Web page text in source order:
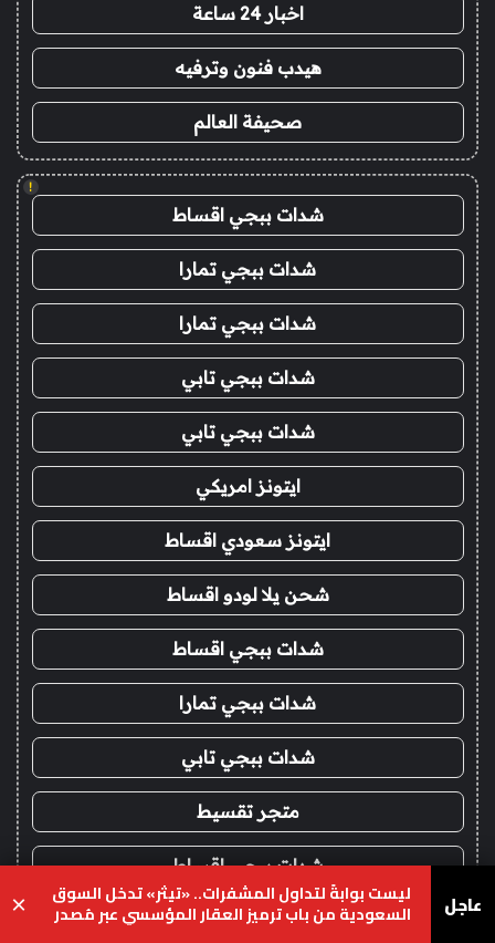
اخبار 24 ساعة
هيدب فنون وترفيه
صحيفة العالم
!
شدات ببجي اقساط
شدات ببجي تمارا
شدات ببجي تمارا
شدات ببجي تابي
شدات ببجي تابي
ايتونز امريكي
ايتونز سعودي اقساط
شحن يلا لودو اقساط
شدات ببجي اقساط
شدات ببجي تمارا
شدات ببجي تابي
متجر تقسيط
شدات ببجي اقساط
شدات ببجي تمارا
عاجل ليست بوابةً لتداول المشفرات.. «تيثر» تدخل السوق
السعودية من باب ترميز العقار المؤسسي عبر مُصدر ×